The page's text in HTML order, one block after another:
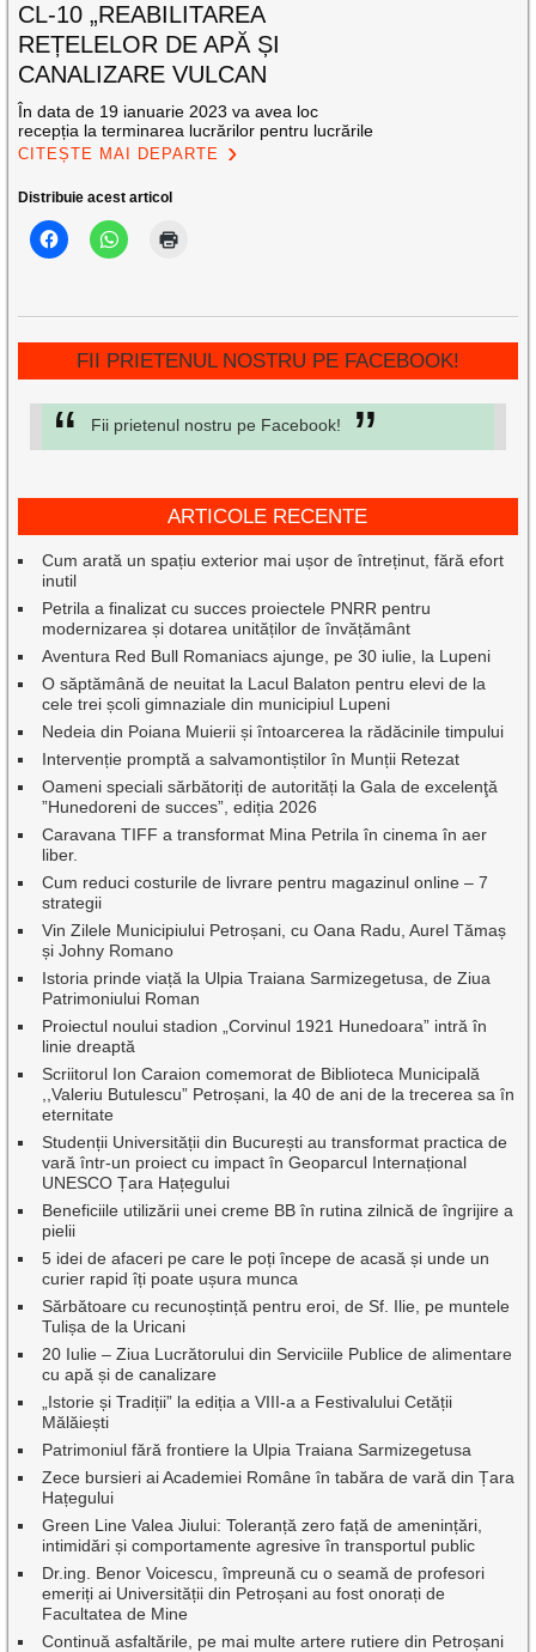
CL-10 „REABILITAREA
REȚELELOR DE APĂ ȘI
CANALIZARE VULCAN
În data de 19 ianuarie 2023 va avea loc
recepția la terminarea lucrărilor pentru lucrările
CITEȘTE MAI DEPARTE
Distribuie acest articol
FII PRIETENUL NOSTRU PE FACEBOOK!
Fii prietenul nostru pe Facebook!
ARTICOLE RECENTE
Cum arată un spațiu exterior mai ușor de întreținut, fără efort
inutil
Petrila a finalizat cu succes proiectele PNRR pentru
modernizarea și dotarea unităților de învățământ
Aventura Red Bull Romaniacs ajunge, pe 30 iulie, la Lupeni
O săptămână de neuitat la Lacul Balaton pentru elevi de la
cele trei școli gimnaziale din municipiul Lupeni
Nedeia din Poiana Muierii și întoarcerea la rădăcinile timpului
Intervenție promptă a salvamontiștilor în Munții Retezat
Oameni speciali sărbătoriți de autorități la Gala de excelenţă
”Hunedoreni de succes”, ediția 2026
Caravana TIFF a transformat Mina Petrila în cinema în aer
liber.
Cum reduci costurile de livrare pentru magazinul online – 7
strategii
Vin Zilele Municipiului Petroșani, cu Oana Radu, Aurel Tămaș
și Johny Romano
Istoria prinde viață la Ulpia Traiana Sarmizegetusa, de Ziua
Patrimoniului Roman
Proiectul noului stadion „Corvinul 1921 Hunedoara” intră în
linie dreaptă
Scriitorul Ion Caraion comemorat de Biblioteca Municipală
,,Valeriu Butulescu” Petroșani, la 40 de ani de la trecerea sa în
eternitate
Studenții Universității din București au transformat practica de
vară într-un proiect cu impact în Geoparcul Internațional
UNESCO Țara Hațegului
Beneficiile utilizării unei creme BB în rutina zilnică de îngrijire a
pielii
5 idei de afaceri pe care le poți începe de acasă și unde un
curier rapid îți poate ușura munca
Sărbătoare cu recunoștință pentru eroi, de Sf. Ilie, pe muntele
Tulișa de la Uricani
20 Iulie – Ziua Lucrătorului din Serviciile Publice de alimentare
cu apă și de canalizare
„Istorie și Tradiții” la ediția a VIII-a a Festivalului Cetății
Mălăiești
Patrimoniul fără frontiere la Ulpia Traiana Sarmizegetusa
Zece bursieri ai Academiei Române în tabăra de vară din Țara
Hațegului
Green Line Valea Jiului: Toleranță zero față de amenințări,
intimidări și comportamente agresive în transportul public
Dr.ing. Benor Voicescu, împreună cu o seamă de profesori
emeriți ai Universității din Petroșani au fost onorați de
Facultatea de Mine
Continuă asfaltările, pe mai multe artere rutiere din Petroșani